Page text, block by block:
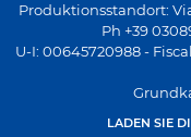
Produktionsstandort:
Ph +39
U-I: 00645720988 -
LADEN SIE